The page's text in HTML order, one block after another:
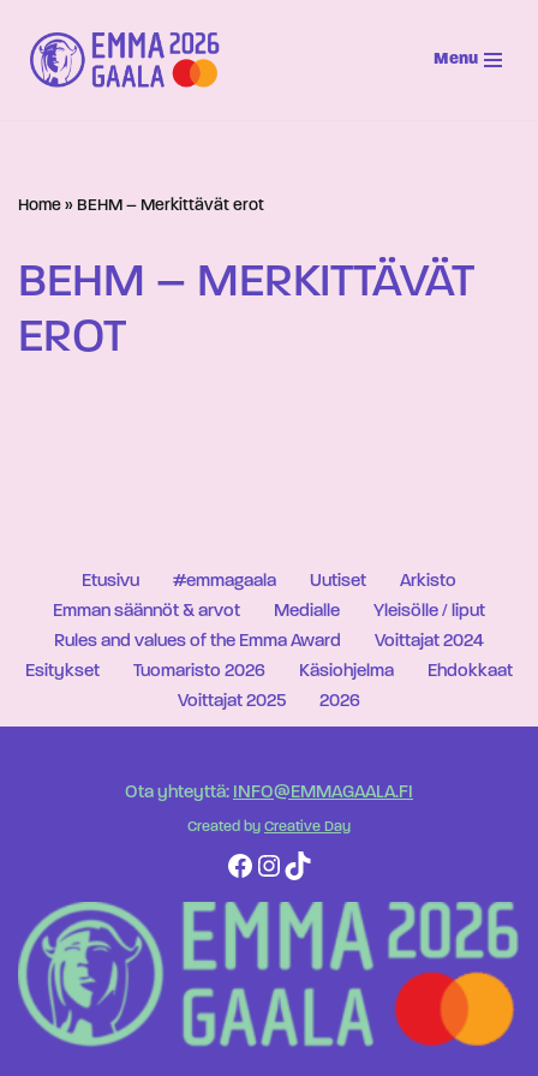
Siirry
suoraan
Menu
Home » BEHM – Merkittävät erot
BEHM – MERKITTÄVÄT
EROT
Etusivu #emmagaala Uutiset
Arkisto
Emman säännöt & arvot
Medialle
Yleisölle / liput
Rules and values of the Emma Award
Voittajat 2024
Esitykset
Tuomaristo 2026 Käsiohjelma
Ehdokkaat
Voittajat 2025
2026
Ota yhteyttä: INFO@EMMAGAALA.FI
Created by Creative Day